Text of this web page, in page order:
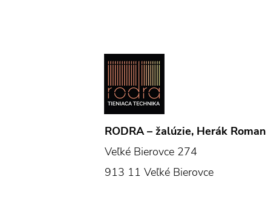
RODRA – žalúzie, Herák Roman
Veľké Bierovce 274
913 11 Veľké Bierovce